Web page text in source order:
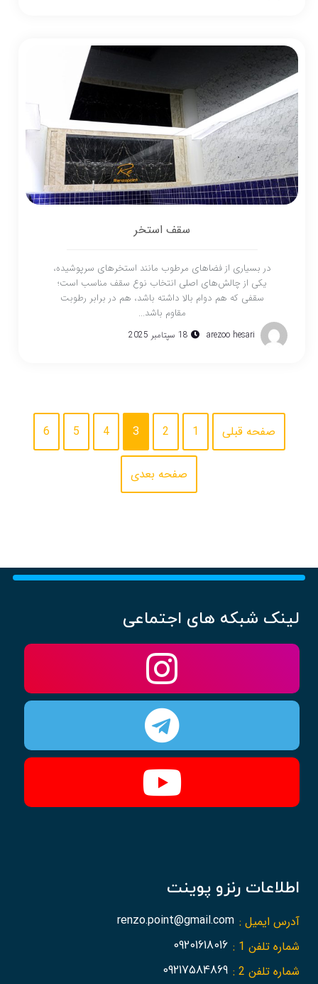
سقف استخر
در بسیاری از فضاهای مرطوب مانند استخرهای سرپوشیده،
یکی از چالش‌های اصلی انتخاب نوع سقف مناسب است؛
سقفی که هم دوام بالا داشته باشد، هم در برابر رطوبت
مقاوم باشد...
arezoo hesari 18 سپتامبر 2025
صفحه قبلی 1
2
3
4
5
6
صفحه بعدی
لینک شبکه های اجتماعی
اطلاعات رنزو پوینت
آدرس ایمیل : renzo.point@gmail.com
شماره تلفن 1 : 09201618016
شماره تلفن 2 : 09217584869